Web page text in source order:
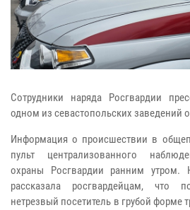
Сотрудники наряда Росгвардии
одном из севастопольских заведений
Информация о происшествии в
пульт централизованного
охраны Росгвардии ранним утром.
рассказала росгвардейцам, что
нетрезвый посетитель в грубой форме